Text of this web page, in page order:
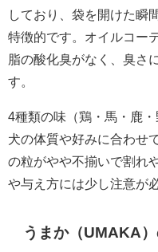
しており、袋を開けた瞬
特徴的です。オイルコー
脂の酸化臭がなく、臭さ
す。
4種類の味（鶏・馬・鹿
犬の体質や好みに合わせ
の粒がやや不揃いで割れ
や与え方には少し注意が
うまか（UMAKA